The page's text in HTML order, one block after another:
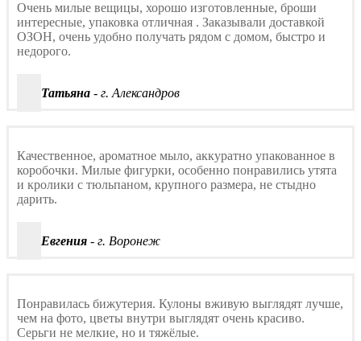
Очень милые вещицы, хорошо изготовленные, броши
интересные, упаковка отличная . Заказывали доставкой
ОЗОН, очень удобно получать рядом с домом, быстро и
недорого.
Татьяна - г. Александров
Качественное, ароматное мыло, аккуратно упакованное в
коробочки. Милые фигурки, особенно понравились утята
и кролики с тюльпаном, крупного размера, не стыдно
дарить.
Евгения - г. Воронеж
Понравилась бижутерия. Кулоны вживую выглядят лучше,
чем на фото, цветы внутри выглядят очень красиво.
Серьги не мелкие, но и тяжёлые.